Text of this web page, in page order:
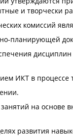
и творчески
комиссий
планирующей
ИКТ в процессе
на основе
развития